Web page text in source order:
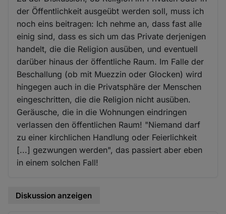
der Öffentlichkeit ausgeübt werden soll, muss ich
noch eins beitragen: Ich nehme an, dass fast alle
einig sind, dass es sich um das Private derjenigen
handelt, die die Religion ausüben, und eventuell
darüber hinaus der öffentliche Raum. Im Falle der
Beschallung (ob mit Muezzin oder Glocken) wird
hingegen auch in die Privatsphäre der Menschen
eingeschritten, die die Religion nicht ausüben.
Geräusche, die in die Wohnungen eindringen
verlassen den öffentlichen Raum! "Niemand darf
zu einer kirchlichen Handlung oder Feierlichkeit
[...] gezwungen werden", das passiert aber eben
in einem solchen Fall!
Diskussion anzeigen